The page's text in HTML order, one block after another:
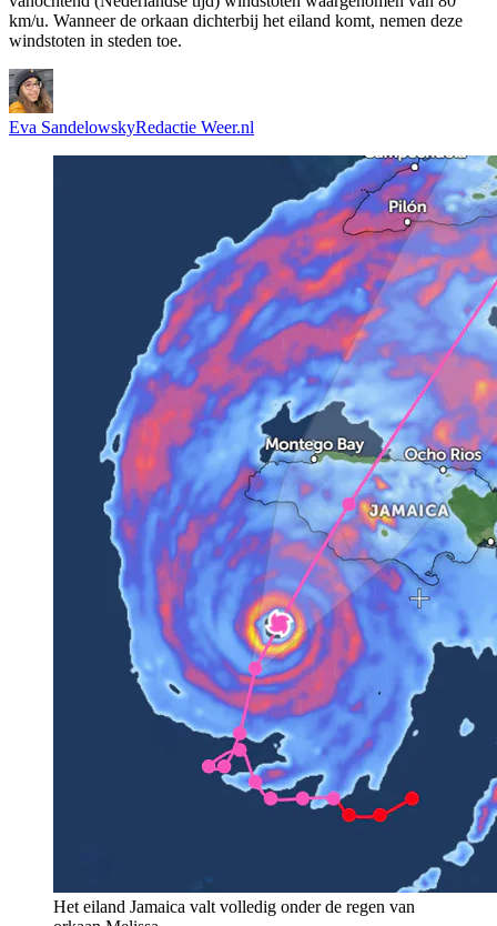
km/u. Wanneer de orkaan dichterbij het eiland komt, nemen deze
windstoten in steden toe.
Eva SandelowskyRedactie Weer.nl
Het eiland Jamaica valt volledig onder de regen van